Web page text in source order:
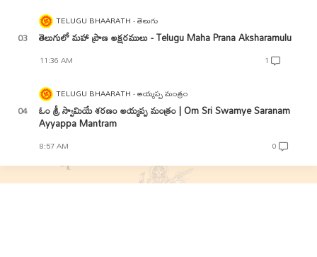
TELUGU BHAARATH తెలుగు
తెలుగులో మహా ప్రాణ అక్షరములు - Telugu Maha Prana Aksharamulu
11:36 AM 1
TELUGU BHAARATH అయ్యప్ప మంత్రం
ఓం శ్రీ స్వామియే శరణం అయ్యప్ప మంత్రం | Om Sri Swamye Saranam
Ayyappa Mantram
8:57 AM 0